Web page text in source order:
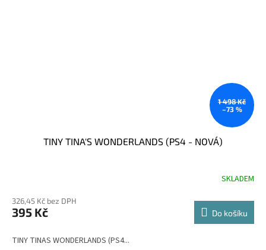
1 498 Kč
–73 %
TINY TINA'S WONDERLANDS (PS4 - NOVÁ)
SKLADEM
326,45 Kč bez DPH
395 Kč Do košíku
TINY TINAS WONDERLANDS (PS4...